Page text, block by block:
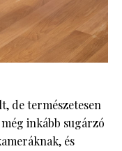
de természetesen
inkább sugárzó
és